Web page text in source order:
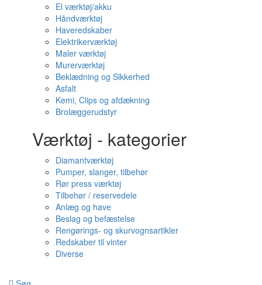
El værktøj/akku
Håndværktøj
Haveredskaber
Elektrikerværktøj
Maler værktøj
Murerværktøj
Beklædning og Sikkerhed
Asfalt
Kemi, Clips og afdækning
Brolæggerudstyr
Værktøj - kategorier
Diamantværktøj
Pumper, slanger, tilbehør
Rør press værktøj
Tilbehør / reservedele
Anlæg og have
Beslag og befæstelse
Rengørings- og skurvognsartikler
Redskaber til vinter
Diverse